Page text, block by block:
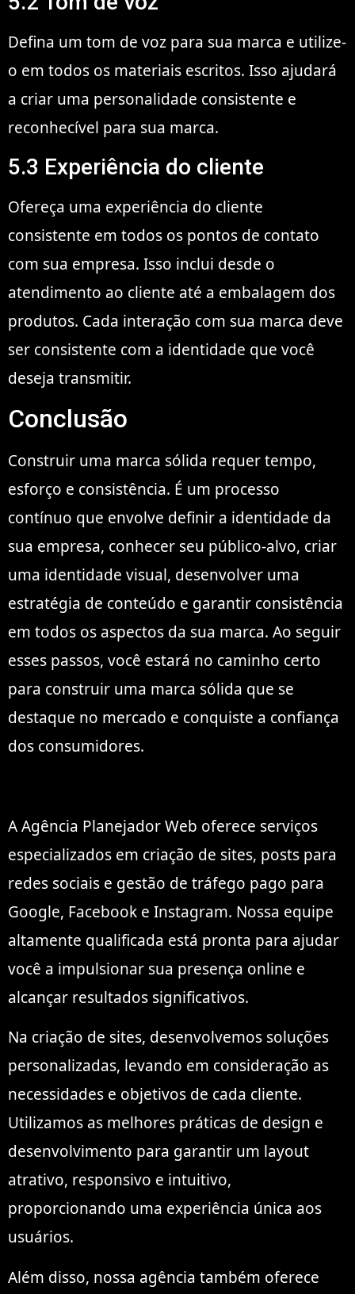
Defina um tom de voz para sua marca e utilize-
o em todos os materiais escritos. Isso ajudará
a criar uma personalidade consistente e
reconhecível para sua marca.
5.3 Experiência do cliente
Ofereça uma experiência do cliente
consistente em todos os pontos de contato
com sua empresa. Isso inclui desde o
atendimento ao cliente até a embalagem dos
produtos. Cada interação com sua marca deve
ser consistente com a identidade que você
deseja transmitir.
Conclusão
Construir uma marca sólida requer tempo,
esforço e consistência. É um processo
contínuo que envolve definir a identidade da
sua empresa, conhecer seu público-alvo, criar
uma identidade visual, desenvolver uma
estratégia de conteúdo e garantir consistência
em todos os aspectos da sua marca. Ao seguir
esses passos, você estará no caminho certo
para construir uma marca sólida que se
destaque no mercado e conquiste a confiança
dos consumidores.
A Agência Planejador Web oferece serviços
especializados em criação de sites, posts para
redes sociais e gestão de tráfego pago para
Google, Facebook e Instagram. Nossa equipe
altamente qualificada está pronta para ajudar
você a impulsionar sua presença online e
alcançar resultados significativos.
Na criação de sites, desenvolvemos soluções
personalizadas, levando em consideração as
necessidades e objetivos de cada cliente.
Utilizamos as melhores práticas de design e
desenvolvimento para garantir um layout
atrativo, responsivo e intuitivo,
proporcionando uma experiência única aos
usuários.
Além disso, nossa agência também oferece